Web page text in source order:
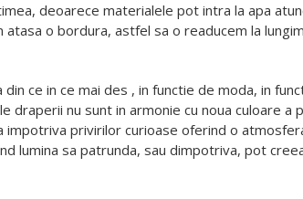
deoarece materialele pot intra la apa
o bordura, astfel sa o readucem la
ce in ce mai des , in functie de moda, in
draperii nu sunt in armonie cu noua culoare
impotriva privirilor curioase oferind o
lumina sa patrunda, sau dimpotriva, pot